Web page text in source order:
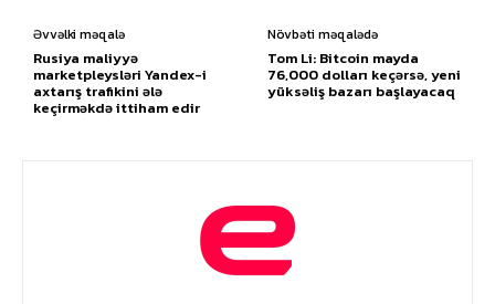
Əvvəlki məqalə
Rusiya maliyyə
marketpleysləri Yandex-i
axtarış trafikini ələ
keçirməkdə ittiham edir
Növbəti məqalədə
Tom Li: Bitcoin mayda
76,000 dolları keçərsə, yeni
yüksəliş bazarı başlayacaq